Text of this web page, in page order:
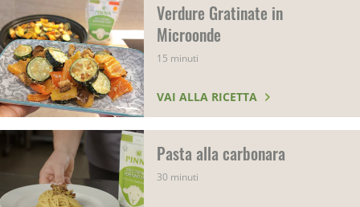
Verdure Gratinate in
Microonde
15 minuti
VAI ALLA RICETTA
Pasta alla carbonara
30 minuti